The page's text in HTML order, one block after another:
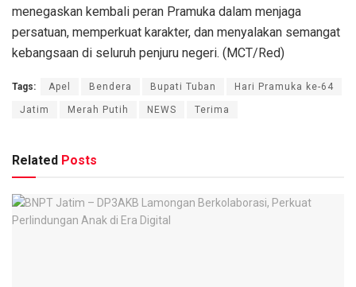
menegaskan kembali peran Pramuka dalam menjaga
persatuan, memperkuat karakter, dan menyalakan semangat
kebangsaan di seluruh penjuru negeri. (MCT/Red)
Tags: Apel Bendera Bupati Tuban Hari Pramuka ke-64
Jatim Merah Putih NEWS Terima
Related Posts